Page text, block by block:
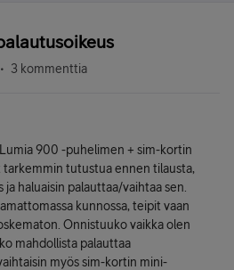
3 kommenttia
900 -puhelimen + sim-kortin
tarkemmin tutustua ennen tilausta,
haluaisin palauttaa/vaihtaa sen.
kunnossa, teipit vaan
Onnistuuko vaikka olen
mahdollista palauttaa
myös sim-kortin mini-